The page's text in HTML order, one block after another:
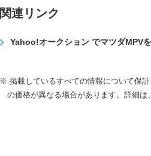
関連リンク
Yahoo!オークション でマツダMPV
※ 掲載しているすべての情報について保
の価格が異なる場合があります。詳細は